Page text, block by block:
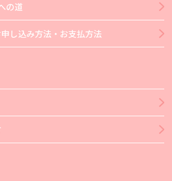
の道
し込み方法・お支払方法